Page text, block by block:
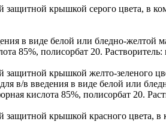
защитной крышкой серого цвета, в
в виде белой или бледно-
85%, полисорбат 20.
защитной крышкой желто-зеленого
в/в введения в виде белой или
кислота 85%, полисорбат 20.
защитной крышкой красного цвета,